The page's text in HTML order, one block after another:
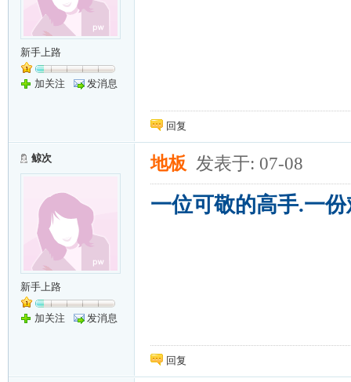
新手上路
加关注 发消息
回复
鲸次
新手上路
加关注 发消息
地板 发表于: 07-08
一位可敬的高手.一
回复